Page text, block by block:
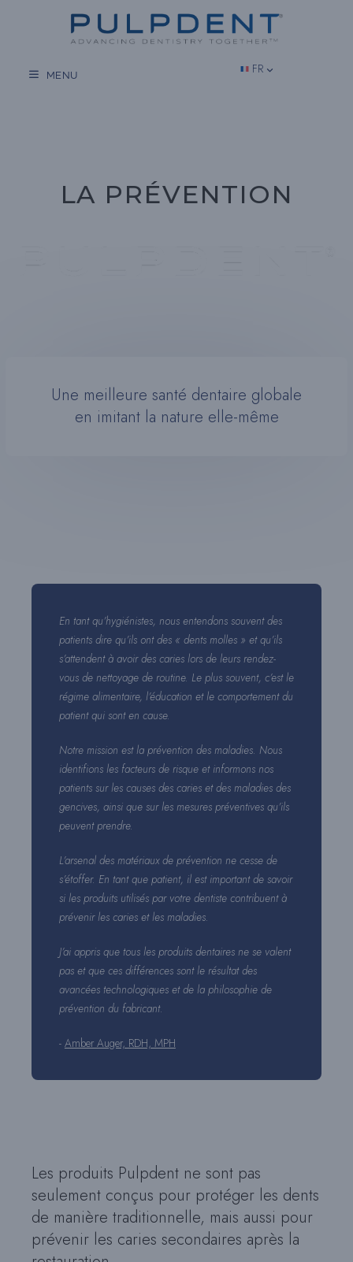
MENU FR
LA PRÉVENTION
Une meilleure santé dentaire globale
en imitant la nature elle-même
En tant qu’hygiénistes, nous entendons souvent des
patients dire qu’ils ont des « dents molles » et qu’ils
s’attendent à avoir des caries lors de leurs rendez-
vous de nettoyage de routine. Le plus souvent, c’est le
régime alimentaire, l’éducation et le comportement du
patient qui sont en cause.
Notre mission est la prévention des maladies. Nous
identifions les facteurs de risque et informons nos
patients sur les causes des caries et des maladies des
gencives, ainsi que sur les mesures préventives qu’ils
peuvent prendre.
L’arsenal des matériaux de prévention ne cesse de
s’étoffer. En tant que patient, il est important de savoir
si les produits utilisés par votre dentiste contribuent à
prévenir les caries et les maladies.
J’ai appris que tous les produits dentaires ne se valent
pas et que ces différences sont le résultat des
avancées technologiques et de la philosophie de
prévention du fabricant.
- Amber Auger, RDH, MPH
Les produits Pulpdent ne sont pas
seulement conçus pour protéger les dents
de manière traditionnelle, mais aussi pour
prévenir les caries secondaires après la